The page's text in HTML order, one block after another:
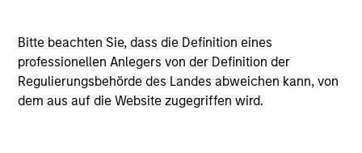
Bitte beachten Sie, dass die Definition eines
professionellen Anlegers von der Definition der
Regulierungsbehörde des Landes abweichen kann, von
dem aus auf die Website zugegriffen wird.
Rating/40% Drei-Jahres-Rating für Gesamtrenditen von 60–
119 Monaten und 50% Zehn-Jahres-Rating/30% Fünf-
Jahres-Rating/20% Drei-Jahres-Rating für Gesamtrenditen
von mindestens 120 Monaten. Zwar scheint die Formel für
das Zehn-Jahres-Gesamtrating den Zehn-Jahres-Zeitraum